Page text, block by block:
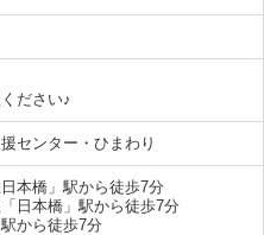
ださい♪
センター・ひまわり
本橋」駅から徒歩7分
日本橋」駅から徒歩7分
から徒歩7分